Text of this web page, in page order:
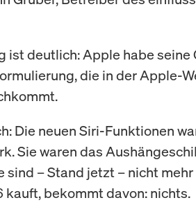
ist deutlich: Apple habe
die in der Apple-
Die neuen Siri-Funktionen
Sie waren das
sind – Stand jetzt – nicht
kauft, bekommt davon: nichts.